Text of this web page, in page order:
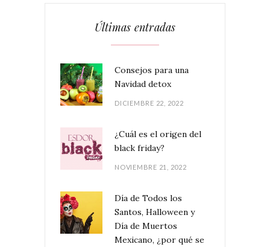
Últimas entradas
Consejos para una
Navidad detox
DICIEMBRE 22, 2022
¿Cuál es el origen del
black friday?
NOVIEMBRE 21, 2022
Día de Todos los
Santos, Halloween y
Día de Muertos
Mexicano, ¿por qué se